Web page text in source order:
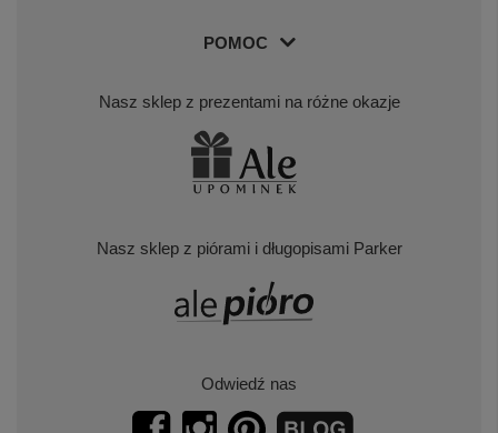
POMOC
Nasz sklep z prezentami na różne okazje
Nasz sklep z piórami i długopisami Parker
Odwiedź nas